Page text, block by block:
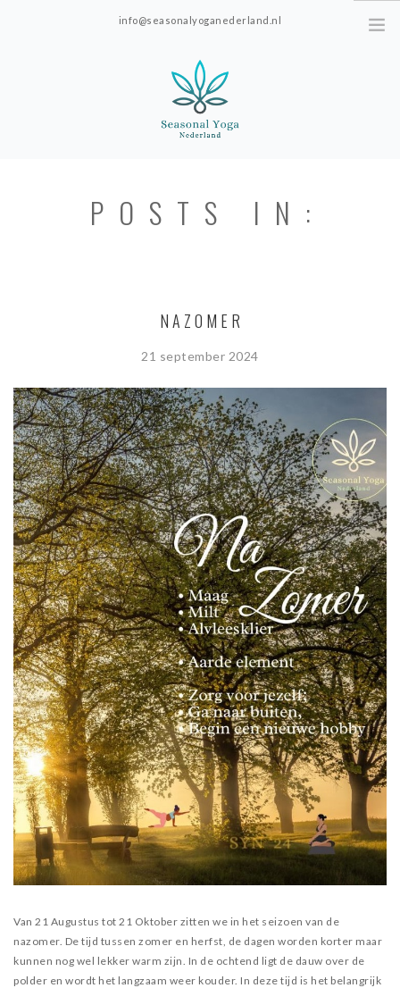
info@seasonalyoganederland.nl
LESROOSTER
OVER SEASONAL YOGA NEDERLAND
RESOURCES
CONTACT
LOGIN
REGISTRATIE
ENGLISH
POSTS IN:
NAZOMER
21 september 2024
Van 21 Augustus tot 21 Oktober zitten we in het seizoen van de
nazomer. De tijd tussen zomer en herfst, de dagen worden korter maar
kunnen nog wel lekker warm zijn. In de ochtend ligt de dauw over de
polder en wordt het langzaam weer kouder. In deze tijd is het belangrijk